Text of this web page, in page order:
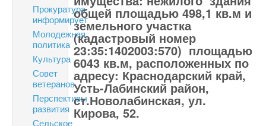
Прокуратура
информирует
Молодежная
политика
Культура
Совет
ветеранов
Перспективы
развития
Сельское
общей площадью 498,1 кв.м и
земельного участка
(кадастровый номер
23:35:1402003:570) площадью
6043 кв.м, расположенных по
адресу: Краснодарский край,
Усть-Лабинский район,
ст.Новолабинская, ул.
Кирова, 52.